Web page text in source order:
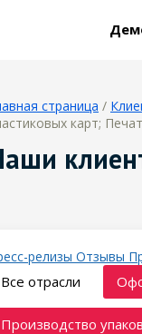
страница /
карт;
релизы Отзывы
Все отрасли
Производство